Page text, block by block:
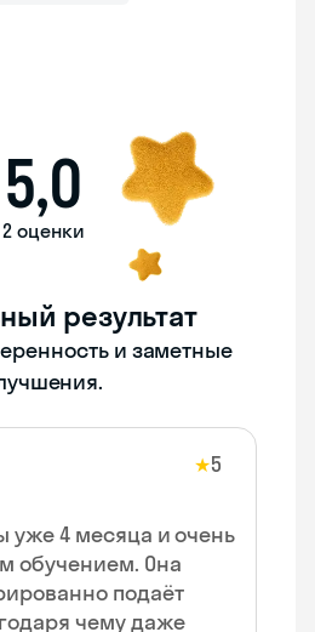
5,0
2 оценки
результат
и заметные
★5
уже 4 месяца и очень
обучением. Она
подаёт
чему даже